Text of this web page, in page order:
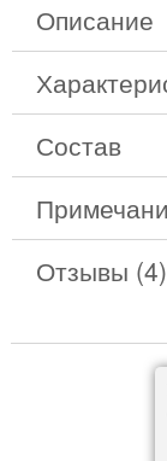
Описание
Состав
Отзывы (4)